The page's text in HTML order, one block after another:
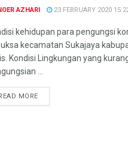
AZHARI 23 FEBRUARY 2020
kehidupan para pengungsi
kecamatan Sukajaya
Kondisi Lingkungan yang
...
READ MORE